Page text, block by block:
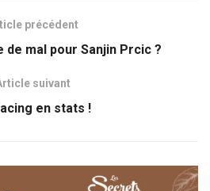
précédent
de mal pour Sanjin Prcic ?
suivant
en stats !